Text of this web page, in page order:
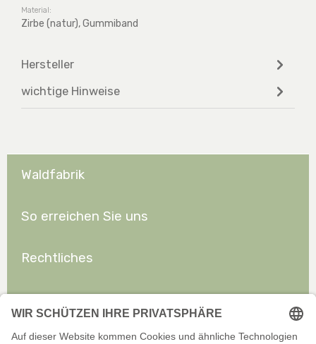
Material:
Zirbe (natur), Gummiband
Hersteller
wichtige Hinweise
Waldfabrik
So erreichen Sie uns
Rechtliches